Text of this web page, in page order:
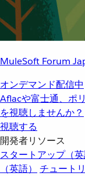
MuleSoft Forum
オンデマンド配信中
Aflacや富士通、ポ
を視聴しませんか？
視聴する
開発者リソース
スタートアップ（英
（英語）
チュート